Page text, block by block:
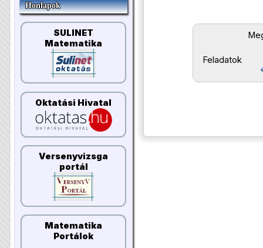
Honlapok
SULINET
Matematika
Oktatási Hivatal
Versenyvizsga
portál
Matematika
Portálok
Feladatok